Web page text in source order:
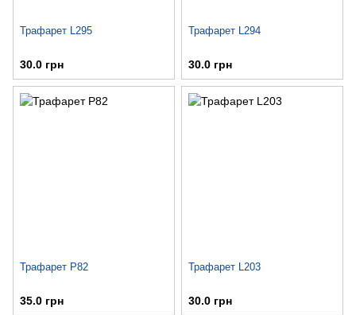
Трафарет L295
30.0 грн
Трафарет L294
30.0 грн
Трафарет P82
35.0 грн
Трафарет L203
30.0 грн